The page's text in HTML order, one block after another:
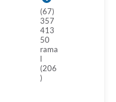
(67)
357
413
50
rama
l
(206
)